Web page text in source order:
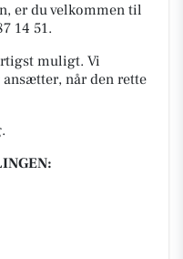
er du velkommen til
14 51.
muligt. Vi
når den rette